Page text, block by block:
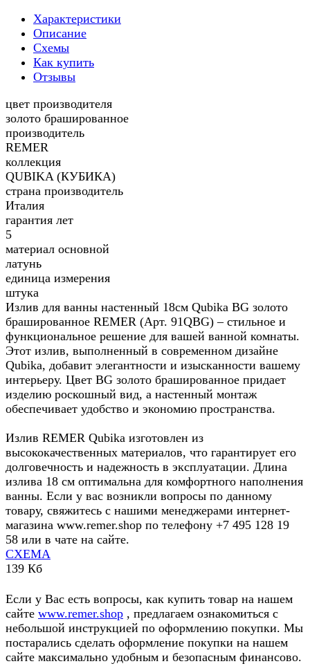
Характеристики
Описание
Схемы
Как купить
Отзывы
цвет производителя
золото брашированное
производитель
REMER
коллекция
QUBIKA (КУБИКА)
страна производитель
Италия
гарантия лет
5
материал основной
латунь
единица измерения
штука
Излив для ванны настенный 18см Qubika BG золото
брашированное REMER (Арт. 91QBG) – стильное и
функциональное решение для вашей ванной комнаты.
Этот излив, выполненный в современном дизайне
Qubika, добавит элегантности и изысканности вашему
интерьеру. Цвет BG золото брашированное придает
изделию роскошный вид, а настенный монтаж
обеспечивает удобство и экономию пространства.
Излив REMER Qubika изготовлен из
высококачественных материалов, что гарантирует его
долговечность и надежность в эксплуатации. Длина
излива 18 см оптимальна для комфортного наполнения
ванны. Если у вас возникли вопросы по данному
товару, свяжитесь с нашими менеджерами интернет-
магазина www.remer.shop по телефону +7 495 128 19
58 или в чате на сайте.
СХЕМА
139 Кб
Если у Вас есть вопросы, как купить товар на нашем
сайте www.remer.shop , предлагаем ознакомиться с
небольшой инструкцией по оформлению покупки. Мы
постарались сделать оформление покупки на нашем
сайте максимально удобным и безопасным финансово.